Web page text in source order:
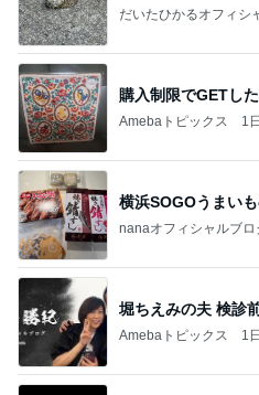
だいたひかるオフィシ
購入制限でGETし
Amebaトピックス 1
横浜SOGOうまい
nanaオフィシャルブ
堀ちえみの夫 検診
Amebaトピックス 1